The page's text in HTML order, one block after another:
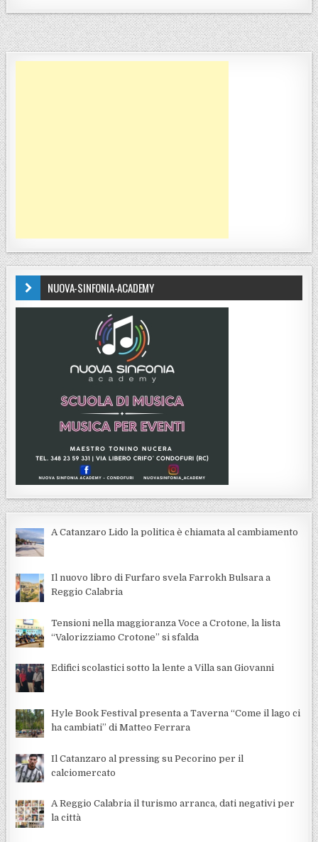
NUOVA-SINFONIA-ACADEMY
A Catanzaro Lido la politica è chiamata al cambiamento
Il nuovo libro di Furfaro svela Farrokh Bulsara a
Reggio Calabria
Tensioni nella maggioranza Voce a Crotone, la lista
“Valorizziamo Crotone” si sfalda
Edifici scolastici sotto la lente a Villa san Giovanni
Hyle Book Festival presenta a Taverna “Come il lago ci
ha cambiati” di Matteo Ferrara
Il Catanzaro al pressing su Pecorino per il
calciomercato
A Reggio Calabria il turismo arranca, dati negativi per
la città